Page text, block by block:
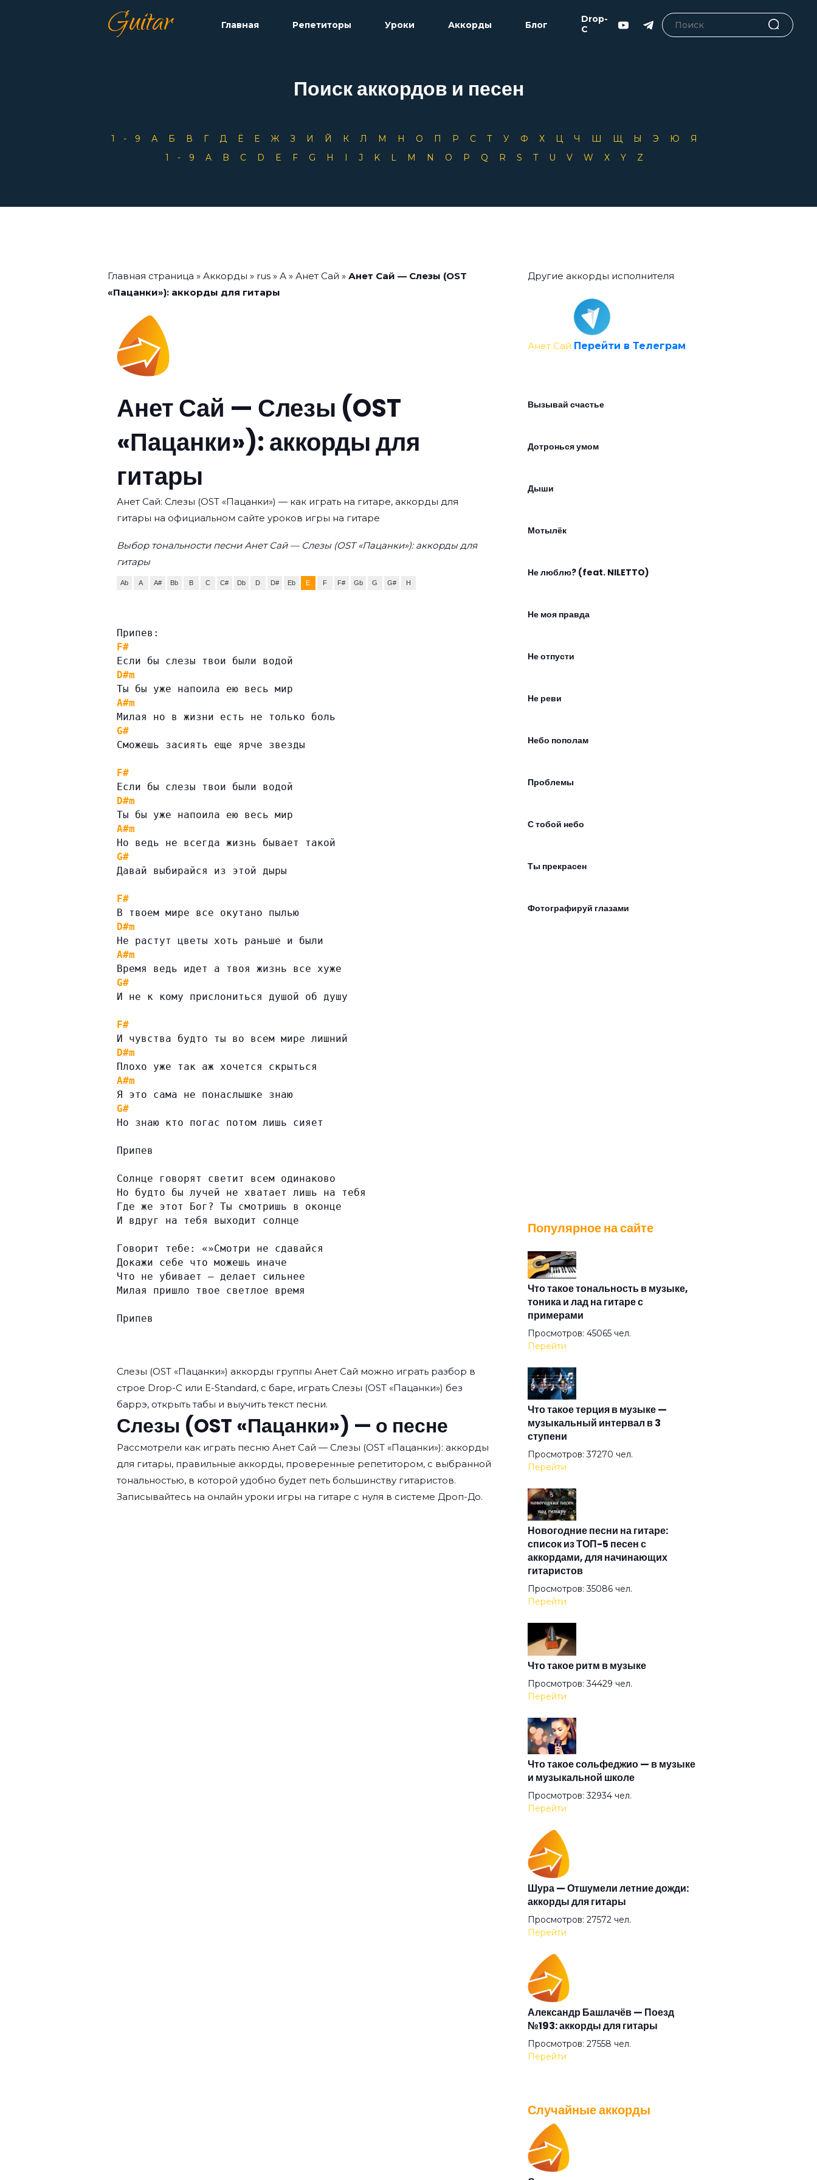
Guitar Главная Репетиторы Уроки Аккорды Блог
Drop-
C
Поиск аккордов и песен
1-9 А Б В Г Д Ё Е Ж З И Й К Л М Н О П Р С Т У Ф Х Ц Ч Ш Щ Ы Э Ю
Я
1-9
A B C D E F G H I J K L M N O P Q R S T U V W X Y Z
Главная страница » Аккорды » rus » А » Анет Сай » Анет Сай — Слезы (OST
«Пацанки»): аккорды для гитары
Анет Сай — Слезы (OST
«Пацанки»): аккорды для
гитары
Анет Сай: Слезы (OST «Пацанки») — как играть на гитаре, аккорды для
гитары на официальном сайте уроков игры на гитаре
Выбор тональности песни Анет Сай — Слезы (OST «Пацанки»): аккорды для
гитары
Ab A A# Bb B C C# Db D D# Eb E F F# Gb G G# H
Припев:
F#
Если бы слезы твои были водой
D#m
Ты бы уже напоила ею весь мир
A#m
Милая но в жизни есть не только боль
G#
Сможешь засиять еще ярче звезды
F#
Если бы слезы твои были водой
D#m
Ты бы уже напоила ею весь мир
A#m
Но ведь не всегда жизнь бывает такой
G#
Давай выбирайся из этой дыры
F#
В твоем мире все окутано пылью
D#m
Не растут цветы хоть раньше и были
A#m
Время ведь идет а твоя жизнь все хуже
G#
И не к кому прислониться душой об душу
F#
И чувства будто ты во всем мире лишний
D#m
Плохо уже так аж хочется скрыться
A#m
Я это сама не понаслышке знаю
G#
Но знаю кто погас потом лишь сияет
Припев
Солнце говорят светит всем одинаково
Но будто бы лучей не хватает лишь на тебя
Где же этот Бог? Ты смотришь в оконце
И вдруг на тебя выходит солнце
Говорит тебе: «»Смотри не сдавайся
Докажи себе что можешь иначе
Что не убивает — делает сильнее
Милая пришло твое светлое время
Припев
Слезы (OST «Пацанки») аккорды группы Анет Сай можно играть разбор в
строе Drop-C или E-Standard, с баре, играть Слезы (OST «Пацанки») без
баррэ, открыть табы и выучить текст песни.
Слезы (OST «Пацанки») — о песне
Рассмотрели как играть песню Анет Сай — Слезы (OST «Пацанки»): аккорды
для гитары, правильные аккорды, проверенные репетитором, с выбранной
тональностью, в которой удобно будет петь большинству гитаристов.
Записывайтесь на онлайн уроки игры на гитаре с нуля в системе Дроп-До.
Другие аккорды исполнителя
Анет Сай Перейти в Телеграм
Вызывай счастье
Дотронься умом
Дыши
Мотылёк
Не люблю? (feat. NILETTO)
Не моя правда
Не отпусти
Не реви
Небо пополам
Проблемы
С тобой небо
Ты прекрасен
Фотографируй глазами
Популярное на сайте
Что такое тональность в музыке,
тоника и лад на гитаре с
примерами
Просмотров: 45065 чел.
Перейти
Что такое терция в музыке —
музыкальный интервал в 3
ступени
Просмотров: 37270 чел.
Перейти
Новогодние песни на гитаре:
список из ТОП-5 песен с
аккордами, для начинающих
гитаристов
Просмотров: 35086 чел.
Перейти
Что такое ритм в музыке
Просмотров: 34429 чел.
Перейти
Что такое сольфеджио — в музыке
и музыкальной школе
Просмотров: 32934 чел.
Перейти
Шура — Отшумели летние дожди:
аккорды для гитары
Просмотров: 27572 чел.
Перейти
Александр Башлачёв — Поезд
№193: аккорды для гитары
Просмотров: 27558 чел.
Перейти
IOWA — Плохо танцевать: аккорды
для гитары
Просмотров: 26037 чел.
Случайные аккорды